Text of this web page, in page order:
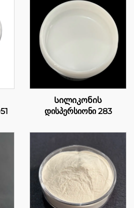
Სილიკონის
დისპერსიონი 283